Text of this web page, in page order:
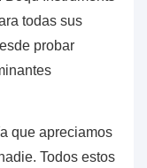
todas sus
probar
que apreciamos
Todos estos